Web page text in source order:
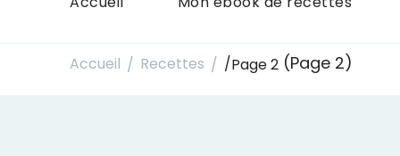
Accueil / Recettes / /Page 2 (Page 2)